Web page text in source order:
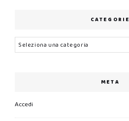
CATEGORIE
Categorie
META
Accedi